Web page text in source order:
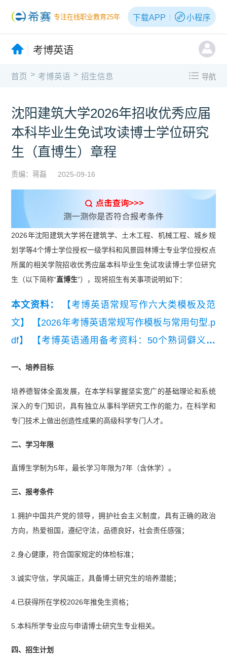
专注在线职业教育25年 下载APP 小程序
考博英语
首页 > 考博英语 > 招生信息 导航
沈阳建筑大学2026年招收优秀应届
本科毕业生免试攻读博士学位研究
生（直博生）章程
责编：蒋磊 2025-09-16
2026年沈阳建筑大学将在建筑学、土木工程、机械工程、城乡规
划学等4个博士学位授权一级学科和风景园林博士专业学位授权点
所属的相关学院招收优秀应届本科毕业生免试攻读博士学位研究
生（以下简称“直博生”），现将招生有关事项说明如下：
本文资料：
【考博英语常规写作六大类模板及范
文】
【2026年考博英语常规写作模板与常用句型.p
df】
【考博英语通用备考资料：50个熟词僻义】
一、培养目标
培养德智体全面发展，在本学科掌握坚实宽广的基础理论和系统
深入的专门知识，具有独立从事科学研究工作的能力，在科学和
专门技术上做出创造性成果的高级科学专门人才。
二、学习年限
直博生学制为5年，最长学习年限为7年（含休学）。
三、报考条件
1.拥护中国共产党的领导，拥护社会主义制度，具有正确的政治
方向，热爱祖国，遵纪守法，品德良好，社会责任感强；
2.身心健康，符合国家规定的体检标准；
3.诚实守信，学风端正，具备博士研究生的培养潜能；
4.已获得所在学校2026年推免生资格；
5.本科所学专业应与申请博士研究生专业相关。
四、招生计划